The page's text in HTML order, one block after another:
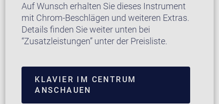
Auf Wunsch erhalten Sie dieses Instrument
mit Chrom-Beschlägen und weiteren Extras.
Details finden Sie weiter unten bei
“Zusatzleistungen” unter der Preisliste.
KLAVIER IM CENTRUM
ANSCHAUEN